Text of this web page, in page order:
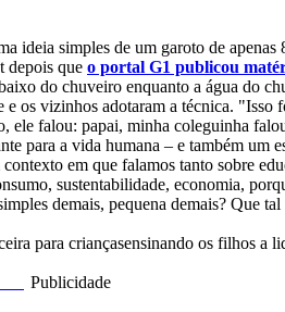
ideia simples de um garoto de
depois que o portal G1 publicou
do chuveiro enquanto a água do
os vizinhos adotaram a técnica.
falou: papai, minha coleguinha
para a vida humana – e também
em que falamos tanto sobre
sustentabilidade, economia,
demais, pequena demais? Que
para criançasensinando os filhos a
Publicidade